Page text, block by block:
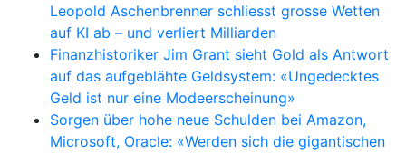
Leopold Aschenbrenner schliesst grosse Wetten
auf KI ab – und verliert Milliarden
Finanzhistoriker Jim Grant sieht Gold als Antwort
auf das aufgeblähte Geldsystem: «Ungedecktes
Geld ist nur eine Modeerscheinung»
Sorgen über hohe neue Schulden bei Amazon,
Microsoft, Oracle: «Werden sich die gigantischen